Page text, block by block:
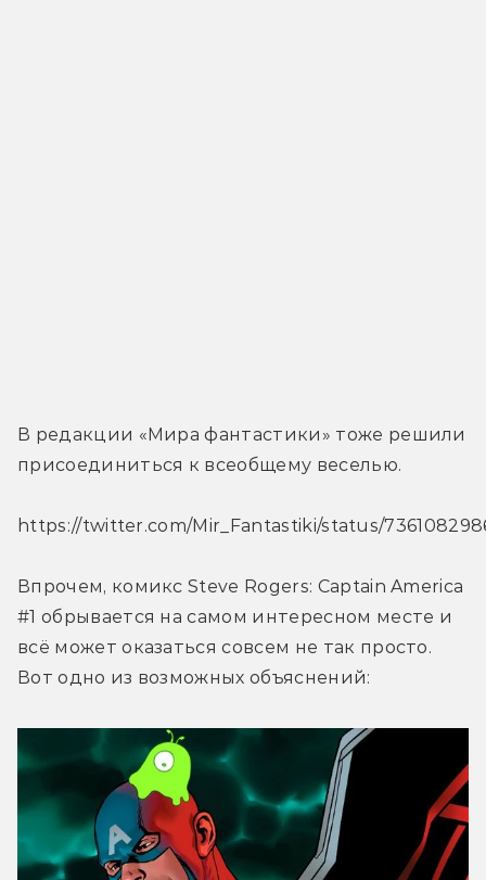
В редакции «Мира фантастики» тоже решили
присоединиться к всеобщему веселью.
https://twitter.com/Mir_Fantastiki/status/
Впрочем, комикс Steve Rogers: Captain America
#1 обрывается на самом интересном месте и
всё может оказаться совсем не так просто.
Вот одно из возможных объяснений: